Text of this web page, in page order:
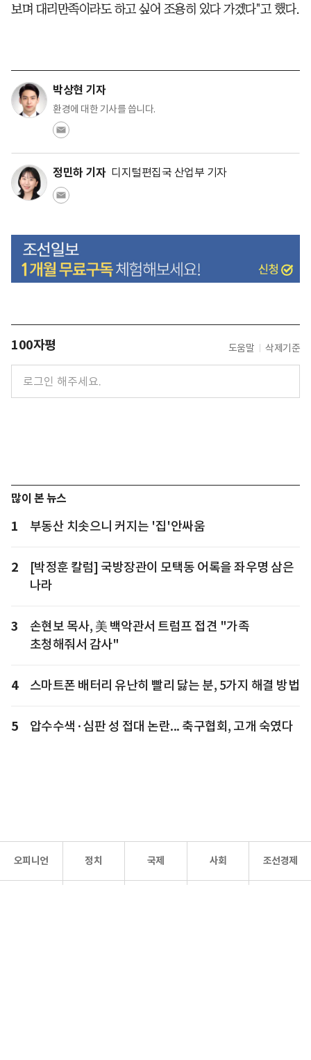
보며 대리만족이라도 하고 싶어 조용히 있다 가겠다"고 했다.
박상현 기자
환경에 대한 기사를 씁니다.
정민하 기자 디지털편집국 산업부 기자
100자평 도움말 삭제기준
많이 본 뉴스
1 부동산 치솟으니 커지는 '집'안싸움
2
[박정훈 칼럼] 국방장관이 모택동 어록을 좌우명 삼은
나라
3
손현보 목사, 美 백악관서 트럼프 접견 "가족
초청해줘서 감사"
4 스마트폰 배터리 유난히 빨리 닳는 분, 5가지 해결 방법
5 압수수색·심판 성 접대 논란... 축구협회, 고개 숙였다
오피니언 정치 국제 사회 조선경제